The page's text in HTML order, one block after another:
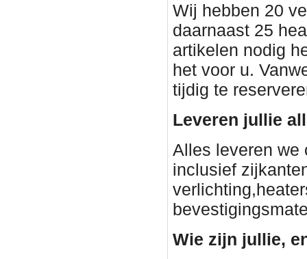
Wij hebben 20
daarnaast 25
artikelen nodig
het voor u.
tijdig te
Leveren jullie
Alles leveren we
inclusief
Wie zijn jullie,